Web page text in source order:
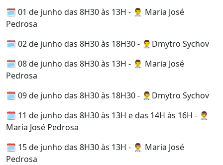
🗓️ 01 de junho das 8H30 às 13H - 👨‍⚕️ Maria José
Pedrosa
🗓️ 02 de junho das 8H30 às 18H30 - 👨‍⚕️Dmytro Sychov
🗓️ 08 de junho das 8H30 às 13H - 👨‍⚕️ Maria José
Pedrosa
🗓️ 09 de junho das 8H30 às 18H30 - 👨‍⚕️Dmytro Sychov
🗓️ 11 de junho das 8H30 às 13H e das 14H às 16H - 👨‍⚕️
Maria José Pedrosa
🗓️ 15 de junho das 8H30 às 13H - 👨‍⚕️ Maria José
Pedrosa